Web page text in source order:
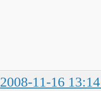
2008-11-16